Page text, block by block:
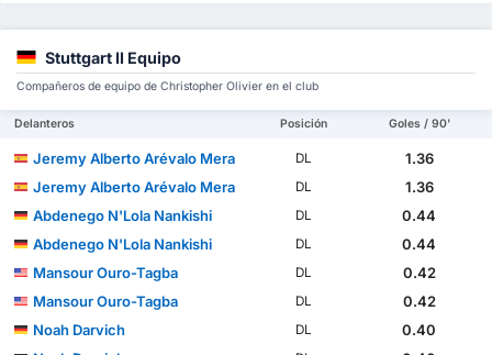
Stuttgart II Equipo
Compañeros de equipo de Christopher Olivier en el club
Delanteros Posición Goles / 90'
Jeremy Alberto Arévalo Mera DL
1.36
Jeremy Alberto Arévalo Mera
DL
1.36
Abdenego N'Lola Nankishi
DL
0.44
Abdenego N'Lola Nankishi
DL
0.44
Mansour Ouro-Tagba
DL
0.42
Mansour Ouro-Tagba
DL
0.42
Noah Darvich
DL
0.40